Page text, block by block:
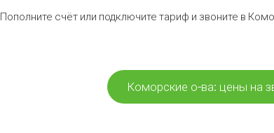
Пополните счёт или подключите тариф и звоните в
Коморские о-ва: цены на